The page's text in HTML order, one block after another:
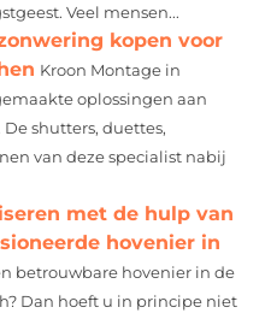
Veel mensen...
kopen voor
Kroon Montage in
oplossingen aan
shutters, duettes,
van deze specialist nabij
met de hulp van
hovenier in
betrouwbare hovenier in de
Dan hoeft u in principe niet